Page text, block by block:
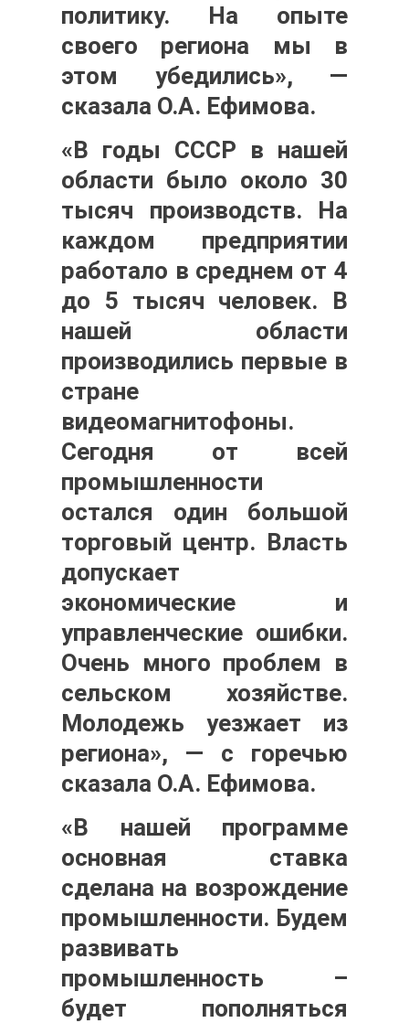
политику. На опыте
своего региона мы в
этом убедились», —
сказала О.А. Ефимова.
«В годы СССР в нашей
области было около 30
тысяч производств. На
каждом предприятии
работало в среднем от 4
до 5 тысяч человек. В
нашей области
производились первые в
стране
видеомагнитофоны.
Сегодня от всей
промышленности
остался один большой
торговый центр. Власть
допускает
экономические и
управленческие ошибки.
Очень много проблем в
сельском хозяйстве.
Молодежь уезжает из
региона», — с горечью
сказала О.А. Ефимова.
«В нашей программе
основная ставка
сделана на возрождение
промышленности. Будем
развивать
промышленность –
будет пополняться